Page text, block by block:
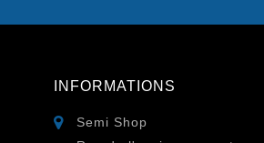
INFORMATIONS
Semi Shop